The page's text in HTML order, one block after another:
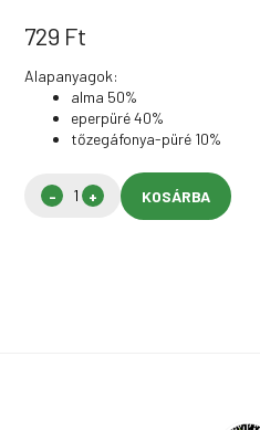
729 Ft
Alapanyagok:
alma 50%
eperpüré 40%
tőzegáfonya-püré 10%
KOSÁRBA